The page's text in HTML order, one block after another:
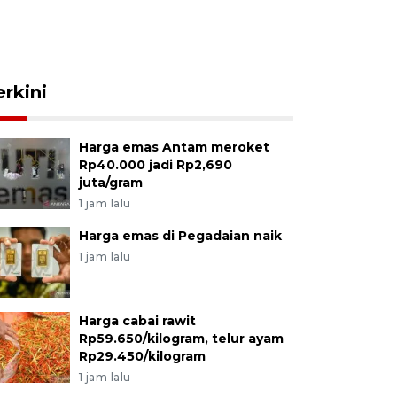
Harga emas Antam meroket
Rp40.000 jadi Rp2,690
juta/gram
1 jam lalu
Harga emas di Pegadaian naik
1 jam lalu
Harga cabai rawit
Rp59.650/kilogram, telur ayam
Rp29.450/kilogram
1 jam lalu